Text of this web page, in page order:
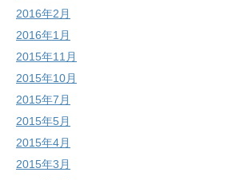
2016年2月
2016年1月
2015年11月
2015年10月
2015年7月
2015年5月
2015年4月
2015年3月